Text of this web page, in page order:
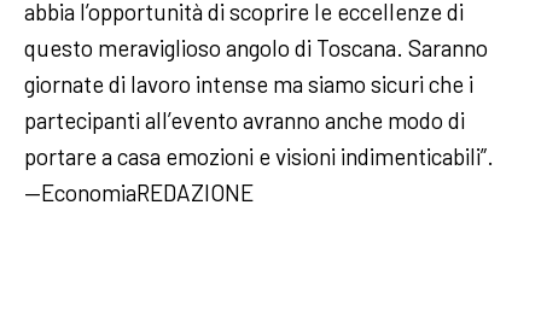
abbia l’opportunità di scoprire le eccellenze di
questo meraviglioso angolo di Toscana. Saranno
giornate di lavoro intense ma siamo sicuri che i
partecipanti all’evento avranno anche modo di
portare a casa emozioni e visioni indimenticabili”.
—EconomiaREDAZIONE